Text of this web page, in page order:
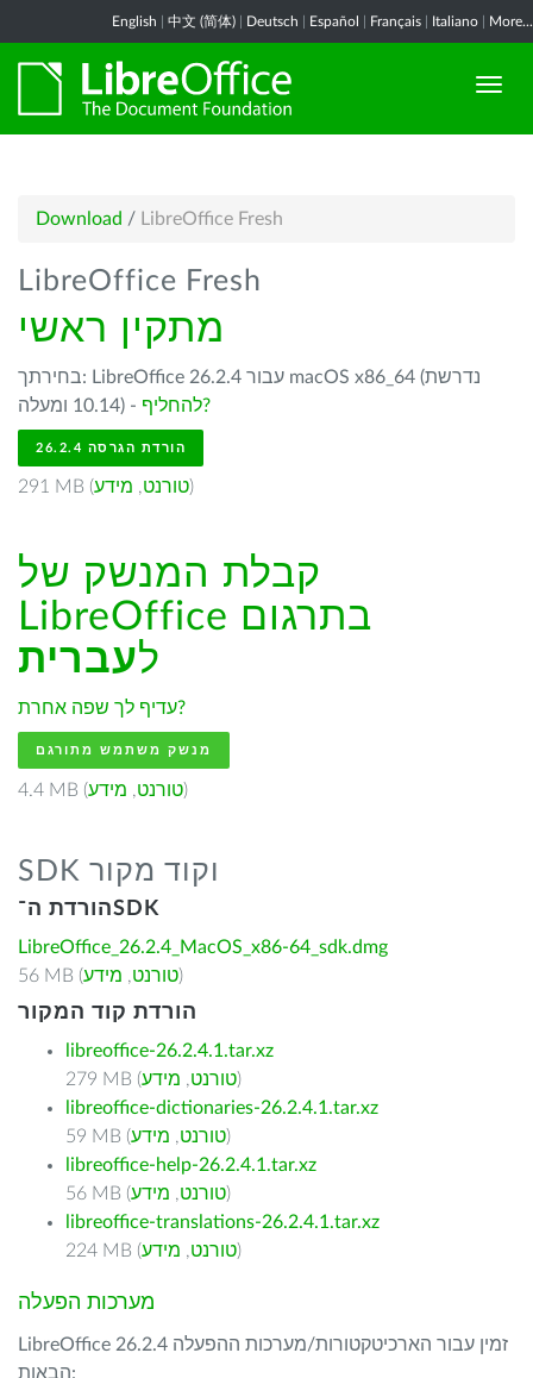
English 中文 (简体) Deutsch Español Français Italiano More...
Download / LibreOffice Fresh
LibreOffice Fresh
מתקין ראשי
בחירתך: LibreOffice 26.2.4 עבור macOS x86_64 (נדרשת
10.14 ומעלה) -
להחליף?
הורדת הגרסה 26.2.4
291 MB ( טורנט, מידע )
קבלת המנשק של
LibreOffice בתרגום
לעברית
עדיף לך שפה אחרת?
מנשק משתמש מתורגם
4.4 MB ( טורנט, מידע )
SDK וקוד מקור
הורדת ה־SDK
LibreOffice_26.2.4_MacOS_x86-64_sdk.dmg
56 MB (
טורנט, מידע )
הורדת קוד המקור
libreoffice-26.2.4.1.tar.xz
279 MB (
טורנט, מידע
)
libreoffice-dictionaries-26.2.4.1.tar.xz
59 MB (
טורנט, מידע
)
libreoffice-help-26.2.4.1.tar.xz
56 MB (
טורנט, מידע
)
libreoffice-translations-26.2.4.1.tar.xz
224 MB (
טורנט, מידע )
מערכות הפעלה
LibreOffice 26.2.4 זמין עבור הארכיטקטורות/מערכות ההפעלה
הבאות: